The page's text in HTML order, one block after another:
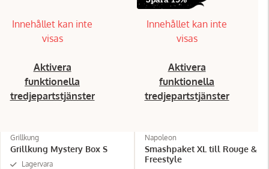
Innehållet kan inte
visas
Aktivera
funktionella
tredjepartstjänster
Grillkung
Grillkung Mystery Box S
Lagervara
Innehållet kan inte
visas
Aktivera
funktionella
tredjepartstjänster
Napoleon
Smashpaket XL till Rouge &
Freestyle